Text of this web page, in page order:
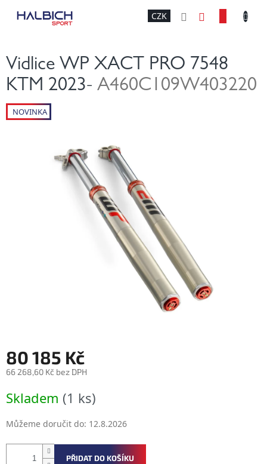
CZK
Vidlice WP XACT PRO 7548
KTM 2023- A460C109W403220
NOVINKA
80 185 Kč
66 268,60 Kč bez DPH
cena:
Skladem (1 ks)
Můžeme doručit do: 12.8.2026
PŘIDAT DO KOŠÍKU